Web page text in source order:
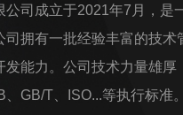
司成立于2021年7月，是
拥有一批经验丰富的技
发能力。公司技术力量雄
GB/T、ISO...等执行标准